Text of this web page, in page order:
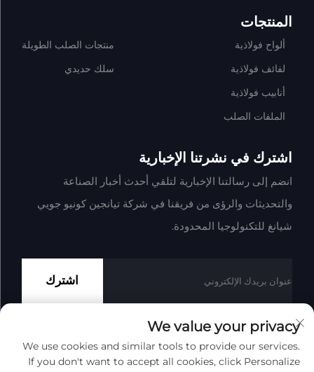
المنتجات
ألواح فولاذية
لفائف فولاذية
أنابيب فولاذية
الملفات الصلب
منتجات الصلب الطويلة
سلك حديدي
اشترك في نشرتنا الإخبارية
انضم إلى رسالتنا الإخبارية لتلقي أحدث أخبار الصناعة
والتحديثات والرؤى من فريقنا في شركة تيانجين كونيو جويي
شيانغ للتكنولوجيا المحدودة.
اشترك
حقوق النشر © شركة تيانجين كونيو جوي شيانغ للتكنولوجيا المحدودة
جميع الحقوق محفوظة
سياسة الخصوصية المدونة
We value your privacy
We use cookies and similar tools to provide our services.
If you don't want to accept all cookies, click Personalize